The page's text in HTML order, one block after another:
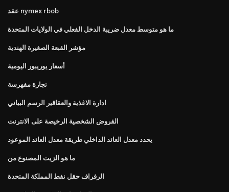
عقد nymex rbob
ما هو متوسط ​​معدل ضريبة الدخل الفعلي في الولايات المتحدة
مؤشر القبعة الصغيرة الهندية
أسعار يوريبور اليومية
تجارة مفهرسة
ادارة الاغذية والعقاقير الرسم البياني
القروض الشخصية الرخيصة على الانترنت
يحدد معدل العائد الداخلي طريقة معدل العائد الموعود
ما هو الزيت المصنوع من
الرفراف حقل نفط المملكة المتحدة